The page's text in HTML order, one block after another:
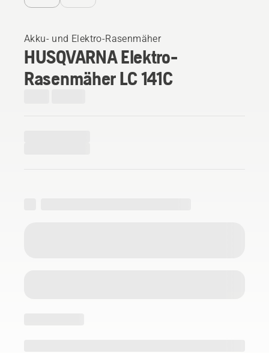
Akku- und Elektro-Rasenmäher
HUSQVARNA Elektro-
Rasenmäher LC 141C